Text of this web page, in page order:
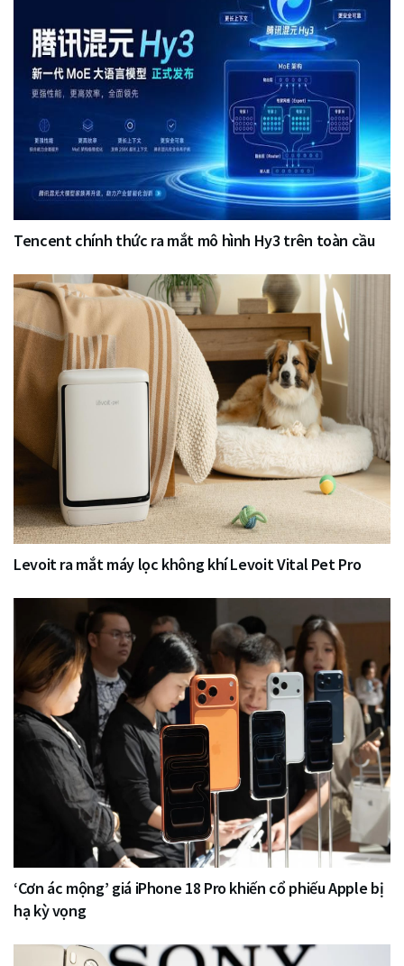
Tencent chính thức ra mắt mô hình Hy3 trên toàn cầu
Levoit ra mắt máy lọc không khí Levoit Vital Pet Pro
‘Cơn ác mộng’ giá iPhone 18 Pro khiến cổ phiếu Apple bị
hạ kỳ vọng